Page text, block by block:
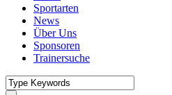
Sportarten
News
Über Uns
Sponsoren
Trainersuche